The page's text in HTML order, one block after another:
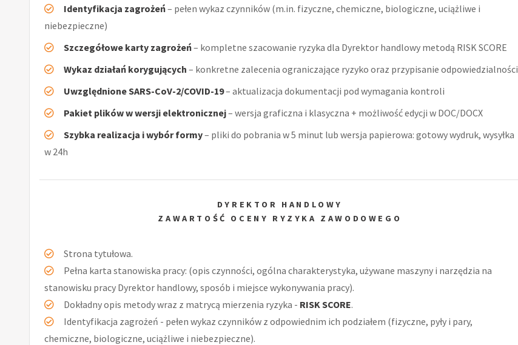
Identyfikacja zagrożeń– pełen wykaz czynników (m.in. fizyczne, chemiczne, biologiczne, uciążliwe i
niebezpieczne)
Szczegółowe karty zagrożeń– kompletne szacowanie ryzyka dla Dyrektor handlowy metodą RISK SCORE
Wykaz działań korygujących – konkretne zalecenia ograniczające ryzyko oraz przypisanie odpowiedzialności
Uwzględnione SARS-CoV-2/COVID-19– aktualizacja dokumentacji pod wymagania kontroli
Pakiet plików w wersji elektronicznej– wersja graficzna i klasyczna + możliwość edycji w DOC/DOCX
Szybka realizacja i wybór formy– pliki do pobrania w 5 minut lub wersja papierowa: gotowy wydruk, wysyłka
w 24h
DYREKTOR HANDLOWY
ZAWARTOŚĆ OCENY RYZYKA ZAWODOWEGO
Strona tytułowa.
Pełna karta stanowiska pracy: (opis czynności, ogólna charakterystyka, używane maszyny i narzędzia na
stanowisku pracy Dyrektor handlowy, sposób i miejsce wykonywania pracy).
Dokładny opis metody wraz z matrycą mierzenia ryzyka - RISK SCORE.
Identyfikacja zagrożeń - pełen wykaz czynników z odpowiednim ich podziałem (fizyczne, pyły i pary,
chemiczne, biologiczne, uciążliwe i niebezpieczne).